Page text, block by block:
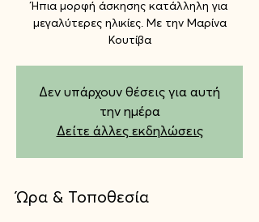
Ήπια μορφή άσκησης κατάλληλη για
μεγαλύτερες ηλικίες. Με την Μαρίνα
Κουτίβα
Δεν υπάρχουν θέσεις για αυτή
την ημέρα
Δείτε άλλες εκδηλώσεις
Ώρα & Τοποθεσία